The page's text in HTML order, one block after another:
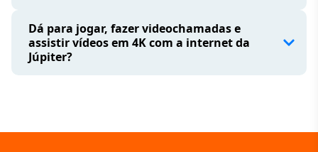
Dá para jogar, fazer videochamadas e
assistir vídeos em 4K com a internet da
Júpiter?